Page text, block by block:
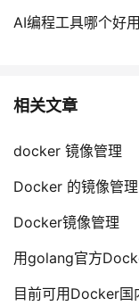
AI编程工具哪个好
相关文章
docker 镜像管理
Docker 的镜像管理
Docker镜像管理
用golang官方
目前可用Docker国